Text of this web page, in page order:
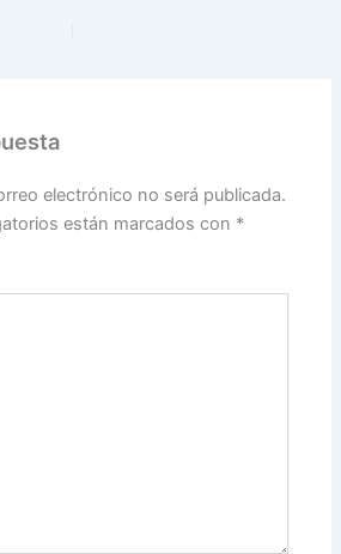
electrónico no será publicada.
están marcados con *